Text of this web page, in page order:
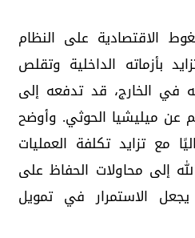
الاقتصادية على النظام
بأزماته الداخلية وتقلص
في الخارج، قد تدفعه إلى
ميليشيا الحوثي. وأوضح
مع تزايد تكلفة العمليات
إلى محاولات الحفاظ على
الاستمرار في تمويل